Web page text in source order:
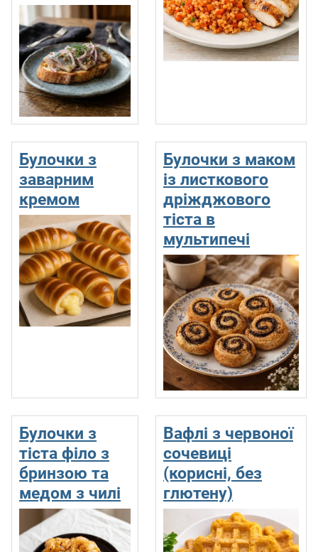
Булочки з
заварним
кремом
Булочки з маком
із листкового
дріжджового
тіста в
мультипечі
Булочки з
тіста філо з
бринзою та
медом з чилі
Вафлі з червоної
сочевиці
(корисні, без
глютену)